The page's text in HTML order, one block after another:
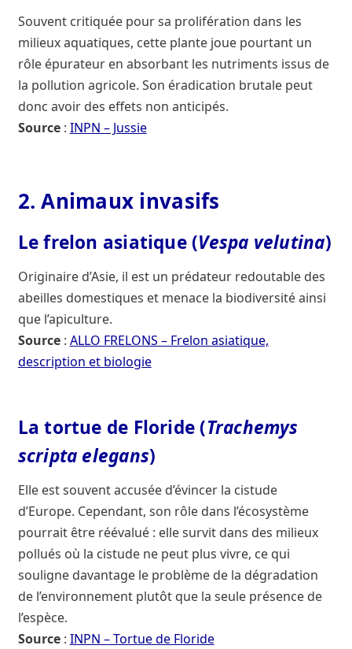
Souvent critiquée pour sa prolifération dans les
milieux aquatiques, cette plante joue pourtant un
rôle épurateur en absorbant les nutriments issus de
la pollution agricole. Son éradication brutale peut
donc avoir des effets non anticipés.
Source: INPN – Jussie
2. Animaux invasifs
Le frelon asiatique (Vespa velutina)
Originaire d’Asie, il est un prédateur redoutable des
abeilles domestiques et menace la biodiversité ainsi
que l’apiculture.
Source: ALLO FRELONS – Frelon asiatique,
description et biologie
La tortue de Floride (Trachemys
scripta elegans)
Elle est souvent accusée d’évincer la cistude
d’Europe. Cependant, son rôle dans l’écosystème
pourrait être réévalué : elle survit dans des milieux
pollués où la cistude ne peut plus vivre, ce qui
souligne davantage le problème de la dégradation
de l’environnement plutôt que la seule présence de
l’espèce.
Source: INPN – Tortue de Floride